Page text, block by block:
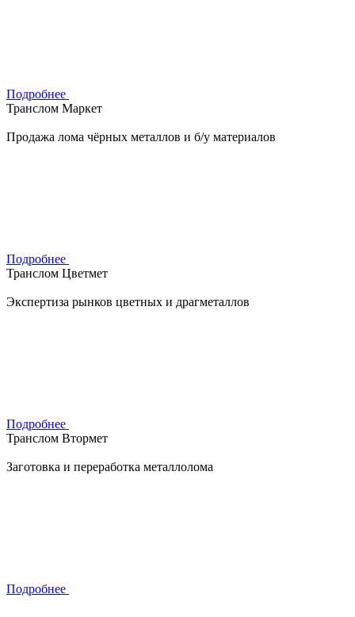
Подробнее
Транслом Маркет
Продажа лома чёрных металлов и б/у материалов
Подробнее
Транслом Цветмет
Экспертиза рынков цветных и драгметаллов
Подробнее
Транслом Втормет
Заготовка и переработка металлолома
Подробнее